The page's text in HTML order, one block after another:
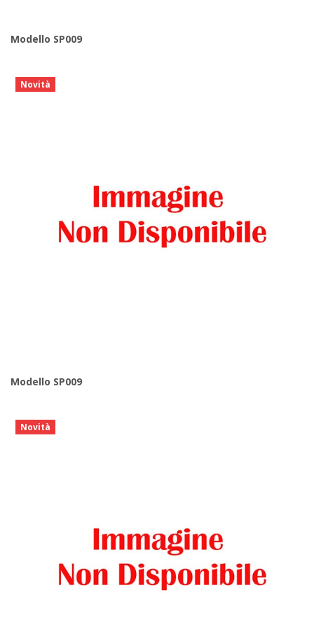
Modello SP009
Novità
Modello SP009
Novità